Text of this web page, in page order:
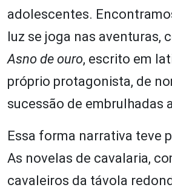
adolescentes.
luz se joga nas aventuras,
Asno de ouro, escrito em
próprio protagonista, de
sucessão de embrulhadas
Essa forma narrativa teve
As novelas de cavalaria,
cavaleiros da távola